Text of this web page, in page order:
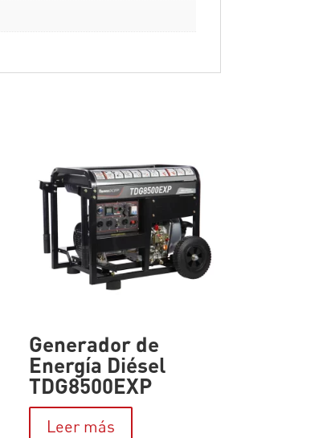
Generador de
Energía Diésel
TDG8500EXP
Leer más